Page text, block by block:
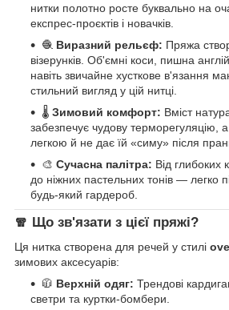
нитки полотно росте буквально на
експрес-проєктів і новачків.
🧶 Виразний рельєф: Пряжа
візерунків. Об'ємні коси, пишна
навіть звичайне хусткове в'язання
стильний вигляд у цій нитці.
🌡️ Зимовий комфорт: Вміст
забезпечує чудову терморегуляцію,
легкою й не дає їй «симу» після
🎨 Сучасна палітра: Від глибоких
до ніжних пастельних тонів — легко
будь-який гардероб.
🧣 Що зв'язати з цієї пряжі?
Ця нитка створена для речей у стилі
зимових аксесуарів:
🧥 Верхній одяг: Трендові
светри та куртки-бомбери.